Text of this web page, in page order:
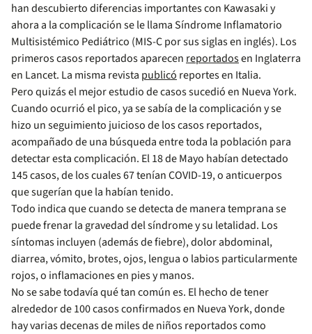
han descubierto diferencias importantes con Kawasaki y
ahora a la complicación se le llama Síndrome Inflamatorio
Multisistémico Pediátrico (MIS-C por sus siglas en inglés). Los
primeros casos reportados aparecen reportadosen Inglaterra
en Lancet. La misma revista publicó reportes en Italia.
Pero quizás el mejor estudio de casos sucedió en Nueva York.
Cuando ocurrió el pico, ya se sabía de la complicación y se
hizo un seguimiento juicioso de los casos reportados,
acompañado de una búsqueda entre toda la población para
detectar esta complicación. El 18 de Mayo habían detectado
145 casos, de los cuales 67 tenían COVID-19, o anticuerpos
que sugerían que la habían tenido.
Todo indica que cuando se detecta de manera temprana se
puede frenar la gravedad del síndrome y su letalidad. Los
síntomas incluyen (además de fiebre), dolor abdominal,
diarrea, vómito, brotes, ojos, lengua o labios particularmente
rojos, o inflamaciones en pies y manos.
No se sabe todavía qué tan común es. El hecho de tener
alrededor de 100 casos confirmados en Nueva York, donde
hay varias decenas de miles de niños reportados como